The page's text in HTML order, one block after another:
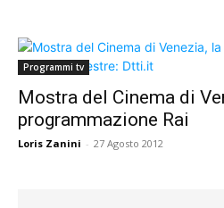
Programmi tv
Mostra del Cinema di
programmazione Rai
Loris Zanini - 27 Agosto 2012